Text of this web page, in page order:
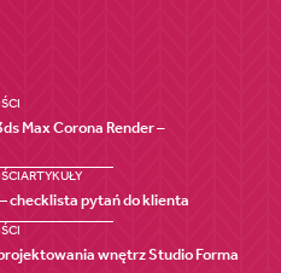
Max Corona Render –
ARTYKUŁY
pytań do klienta
wnętrz Studio Forma